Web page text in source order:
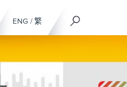
ENG / 繁